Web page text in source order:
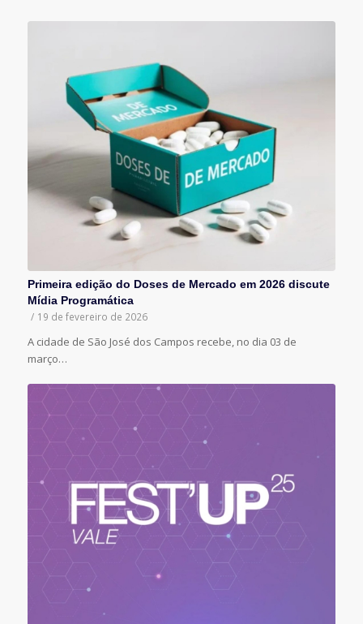
Primeira edição do Doses de Mercado em 2026 discute
Mídia Programática
/ 19 de fevereiro de 2026
A cidade de São José dos Campos recebe, no dia 03 de
março…